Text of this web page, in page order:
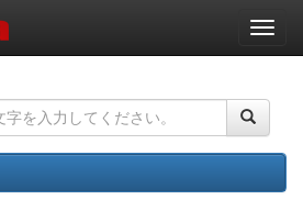
ナ
ビ
ー
ョ
ン